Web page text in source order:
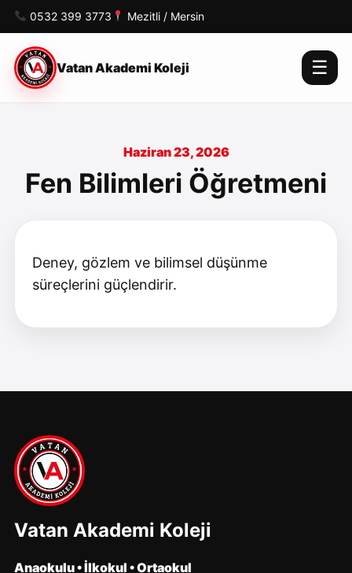
0532 399 3773 Mezitli / Mersin
Vatan Akademi Koleji ☰
Haziran 23, 2026
Fen Bilimleri Öğretmeni
Deney, gözlem ve bilimsel düşünme
süreçlerini güçlendirir.
Vatan Akademi Koleji
Anaokulu • İlkokul • Ortaokul